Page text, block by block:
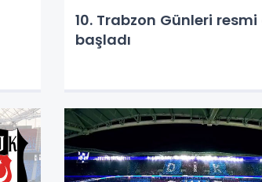
10. Trabzon Günleri resmi
başladı